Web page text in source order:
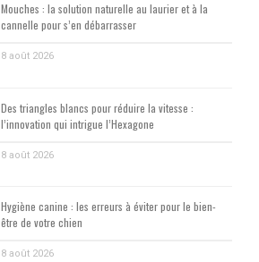
Mouches : la solution naturelle au laurier et à la
cannelle pour s’en débarrasser
8 août 2026
Des triangles blancs pour réduire la vitesse :
l’innovation qui intrigue l’Hexagone
8 août 2026
Hygiène canine : les erreurs à éviter pour le bien-
être de votre chien
8 août 2026